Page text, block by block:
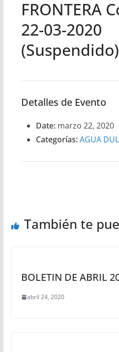
FRONTERA
22-03-2020
(Suspendido)
Detalles de Evento
Date: marzo 22, 2020
Categorías:AGUA
También te
BOLETIN DE ABRIL
abril 24, 2020